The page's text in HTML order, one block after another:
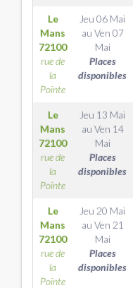
Le
Mans
72100
rue de
la
Pointe
Jeu 06 Mai
au Ven 07
Mai
Places
disponibles
Le
Mans
72100
rue de
la
Pointe
Jeu 13 Mai
au Ven 14
Mai
Places
disponibles
Le
Mans
72100
rue de
la
Pointe
Jeu 20 Mai
au Ven 21
Mai
Places
disponibles